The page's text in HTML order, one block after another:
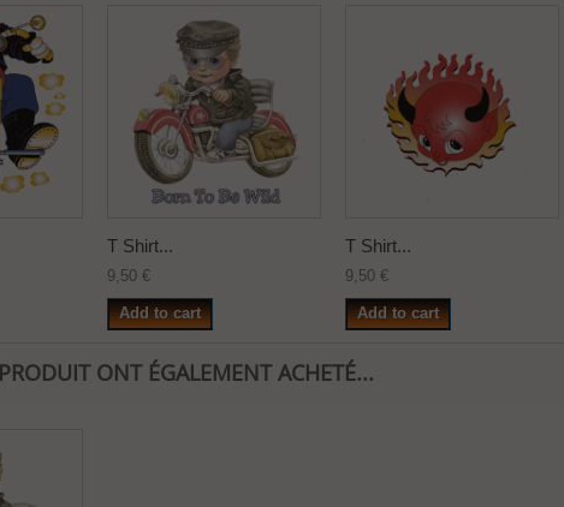
T Shirt...
9,50 €
Add to cart
T Shirt...
9,50 €
Add to cart
ONT ÉGALEMENT ACHETÉ...